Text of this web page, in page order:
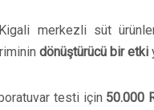
merkezli süt
dönüştürücü bir etki
testi için 50.000